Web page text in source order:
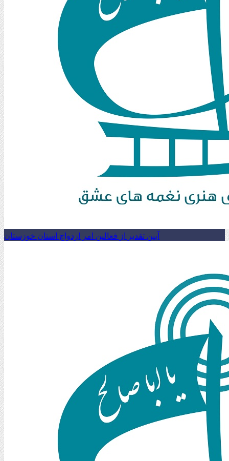
آیین تقدیر از فعالین امر ازدواج استان خوزستان